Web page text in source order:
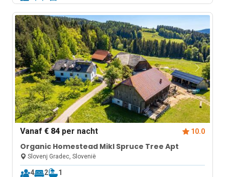
Vanaf€ 84 per nacht 10.0
Organic Homestead Mikl Spruce Tree Apt
Slovenj Gradec, Slovenië
4 2 1